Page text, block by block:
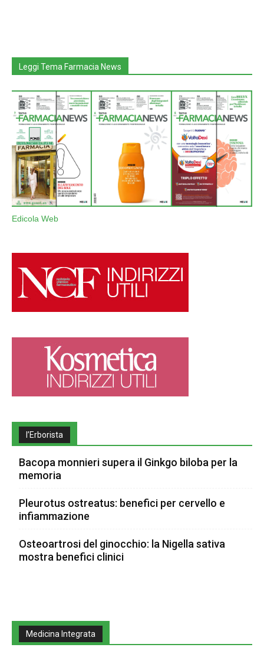
Leggi Tema Farmacia News
Edicola Web
l’Erborista
Bacopa monnieri supera il Ginkgo biloba per la
memoria
Pleurotus ostreatus: benefici per cervello e
infiammazione
Osteoartrosi del ginocchio: la Nigella sativa
mostra benefici clinici
Medicina Integrata